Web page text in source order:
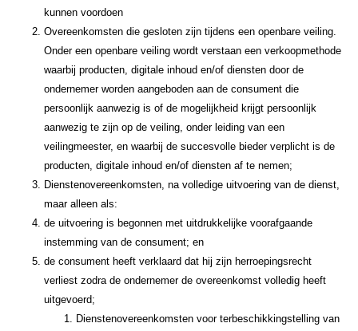
kunnen voordoen
Overeenkomsten die gesloten zijn tijdens een openbare veiling.
Onder een openbare veiling wordt verstaan een verkoopmethode
waarbij producten, digitale inhoud en/of diensten door de
ondernemer worden aangeboden aan de consument die
persoonlijk aanwezig is of de mogelijkheid krijgt persoonlijk
aanwezig te zijn op de veiling, onder leiding van een
veilingmeester, en waarbij de succesvolle bieder verplicht is de
producten, digitale inhoud en/of diensten af te nemen;
Dienstenovereenkomsten, na volledige uitvoering van de dienst,
maar alleen als:
de uitvoering is begonnen met uitdrukkelijke voorafgaande
instemming van de consument; en
de consument heeft verklaard dat hij zijn herroepingsrecht
verliest zodra de ondernemer de overeenkomst volledig heeft
uitgevoerd;
Dienstenovereenkomsten voor terbeschikkingstelling van